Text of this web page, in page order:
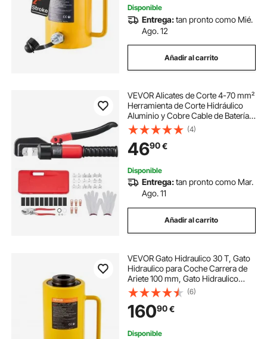
Disponible
Entrega:tan pronto como Mié.
Ago. 12
Añadir al carrito
VEVOR Alicates de Corte 4-70 mm²
Herramienta de Corte Hidráulico
Aluminio y Cobre Cable de Batería
AWG12-2/0 con Cortador de Cable
Par de Guantes 50 Conectores
Anillo de Cobre para Electricistas
(4)
4690€
Disponible
Entrega:tan pronto como Mar.
Ago. 11
Añadir al carrito
VEVOR Gato Hidraulico 30 T, Gato
Hidraulico para Coche Carrera de
Ariete 100 mm, Gato Hidraulico
Carretilla de Altura 220 + 12 mm,
Gato Hidráulico Chapista 14,5 kg
(6)
16090€
Disponible